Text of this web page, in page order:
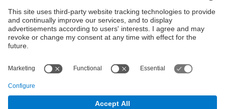
Except where otherwise noted, content on this work is
licensed under a Creative Commons license:Attribution-
NonCommercial-NoDerivs 3.0 Spain